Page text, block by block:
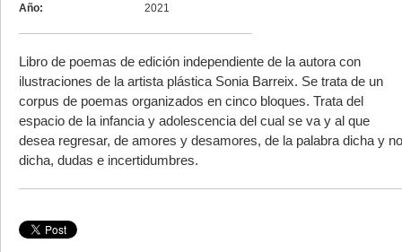
Año:
2021
Libro de poemas de edición independiente de la autora con
ilustraciones de la artista plástica Sonia Barreix. Se trata de un
corpus de poemas organizados en cinco bloques. Trata del
espacio de la infancia y adolescencia del cual se va y al que
desea regresar, de amores y desamores, de la palabra dicha y no
dicha, dudas e incertidumbres.